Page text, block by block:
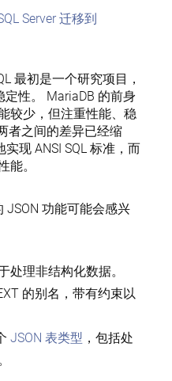
Server 迁移到
最初是一个研究项目，
性。 MariaDB 的前身
较少，但注重性能、稳
者之间的差异已经缩
现 ANSI SQL 标准，而
能。
JSON 功能可能会感兴
处理非结构化数据。
的别名，带有约束以
JSON 表类型 ，包括处